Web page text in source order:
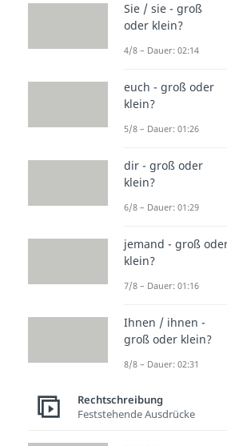
lmao
Was
Die
bedeutet
off“, zu
den Arsch
extrem
herzlich
Wann
Sie / sie - groß
oder klein?
4/8 – Dauer: 02:14
euch - groß oder
klein?
5/8 – Dauer: 01:26
dir - groß oder
klein?
6/8 – Dauer: 01:29
jemand - groß
klein?
7/8 – Dauer: 01:16
Ihnen / ihnen -
groß oder klein?
8/8 – Dauer: 02:31
Rechtschreibung
Feststehende Ausdrücke